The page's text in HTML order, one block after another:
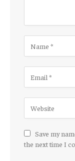
Save my
the next time I